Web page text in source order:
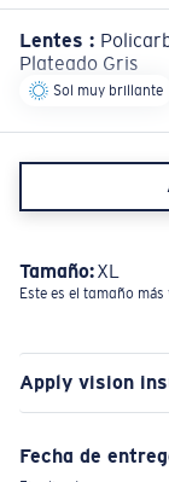
Lentes :
Plateado Gris
Sol muy brillante
Tamaño:XL
Este es el tamaño
Apply vision
Fecha de